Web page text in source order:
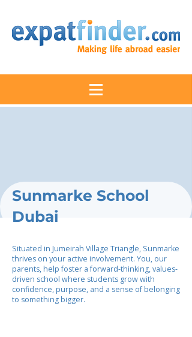
Sunmarke School
Dubai
Situated in Jumeirah Village Triangle, Sunmarke
thrives on your active involvement. You, our
parents, help foster a forward-thinking, values-
driven school where students grow with
confidence, purpose, and a sense of belonging
to something bigger.